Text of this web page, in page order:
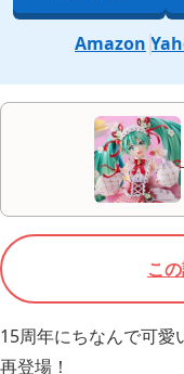
Amazon
こ
15周年にちなんで可愛
再登場！